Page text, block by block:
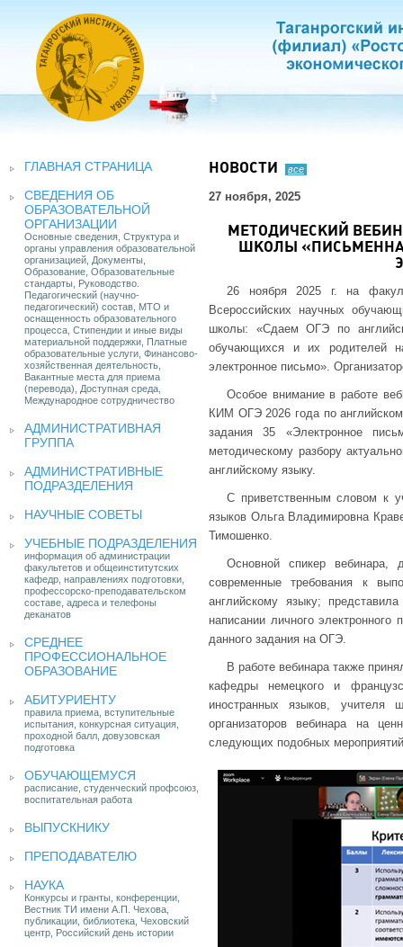
ГЛАВНАЯ СТРАНИЦА
СВЕДЕНИЯ ОБ
ОБРАЗОВАТЕЛЬНОЙ
ОРГАНИЗАЦИИ
Основные сведения, Структура и
органы управления образовательной
организацией, Документы,
Образование, Образовательные
стандарты, Руководство.
Педагогический (научно-
педагогический) состав, МТО и
оснащенность образовательного
процесса, Стипендии и иные виды
материальной поддержки, Платные
образовательные услуги, Финансово-
хозяйственная деятельность,
Вакантные места для приема
(перевода), Доступная среда,
Международное сотрудничество
АДМИНИСТРАТИВНАЯ
ГРУППА
АДМИНИСТРАТИВНЫЕ
ПОДРАЗДЕЛЕНИЯ
НАУЧНЫЕ СОВЕТЫ
УЧЕБНЫЕ ПОДРАЗДЕЛЕНИЯ
информация об администрации
факультетов и общеинститутских
кафедр, направлениях подготовки,
профессорско-преподавательском
составе, адреса и телефоны
деканатов
СРЕДНЕЕ
ПРОФЕССИОНАЛЬНОЕ
ОБРАЗОВАНИЕ
АБИТУРИЕНТУ
правила приема, вступительные
испытания, конкурсная ситуация,
проходной балл, довузовская
подготовка
ОБУЧАЮЩЕМУСЯ
расписание, студенческий профсоюз,
воспитательная работа
ВЫПУСКНИКУ
ПРЕПОДАВАТЕЛЮ
НАУКА
Конкурсы и гранты, конференции,
Вестник ТИ имени А.П. Чехова,
публикации, библиотека, Чеховский
центр, Российский день истории
НОВОСТИ все
27 ноября, 2025
МЕТОДИЧЕСКИЙ
ШКОЛЫ
26 ноября 2025 г. на
Всероссийских научных
школы: «Сдаем ОГЭ по
обучающихся и их родителей
электронное письмо».
Особое внимание в работе
КИМ ОГЭ 2026 года по
задания 35 «Электронное
методическому разбору
английскому языку.
С приветственным словом к
языков Ольга Владимировна
Тимошенко.
Основной спикер вебинара,
современные требования к
английскому языку;
написании личного
данного задания на ОГЭ.
В работе вебинара также
кафедры немецкого и
иностранных языков, учителя
организаторов вебинара на
следующих подобных